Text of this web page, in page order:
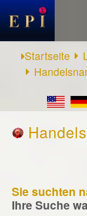
Startseite
Sie suchten
Ihre Suche